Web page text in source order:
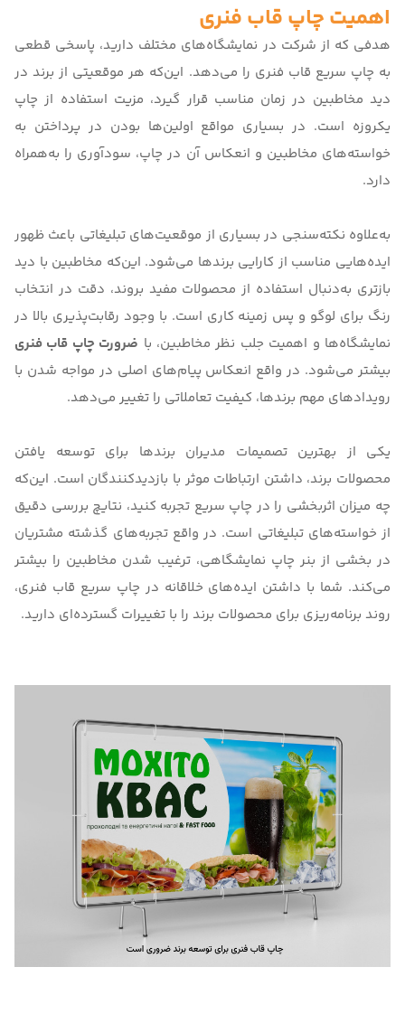
اهمیت چاپ قاب فنری
هدفی که از شرکت در نمایشگاه‌های مختلف دارید، پاسخی قطعی
به چاپ سریع قاب فنری را می‌دهد. این‌که هر موقعیتی از برند در
دید مخاطبین در زمان مناسب قرار گیرد، مزیت استفاده از چاپ
یکروزه است. در بسیاری مواقع اولین‌ها بودن در پرداختن به
خواسته‌های مخاطبین و انعکاس آن در چاپ، سودآوری را به‌همراه
دارد.
به‌علاوه نکته‌سنجی در بسیاری از موقعیت‌های تبلیغاتی باعث ظهور
ایده‌هایی مناسب از کارایی برندها می‌شود. این‌که مخاطبین با دید
بازتری به‌دنبال استفاده از محصولات مفید بروند، دقت در انتخاب
رنگ برای لوگو و پس زمینه کاری است. با وجود رقابت‌پذیری بالا در
نمایشگاه‌ها و اهمیت جلب نظر مخاطبین، با ضرورت چاپ قاب فنری
بیشتر می‌شود. در واقع انعکاس پیام‌های اصلی در مواجه شدن با
رویدادهای مهم برندها، کیفیت تعاملاتی را تغییر می‌دهد.
یکی از بهترین تصمیمات مدیران برندها برای توسعه یافتن
محصولات برند، داشتن ارتباطات موثر با بازدیدکنندگان است. این‌که
چه میزان اثربخشی را در چاپ سریع تجربه کنید، نتایچ بررسی دقیق
از خواسته‌های تبلیغاتی است. در واقع تجربه‌های گذشته مشتریان
در بخشی از بنر چاپ نمایشگاهی، ترغیب شدن مخاطبین را بیشتر
می‌کند. شما با داشتن ایده‌های خلاقانه در چاپ سریع قاب فنری،
روند برنامه‌ریزی برای محصولات برند را با تغییرات گسترده‌ای دارید.